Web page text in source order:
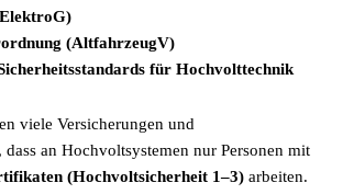
(AltfahrzeugV)
für Hochvolttechnik
viele Versicherungen und
dass an Hochvoltsystemen nur Personen mit
(Hochvoltsicherheit 1–3) arbeiten.